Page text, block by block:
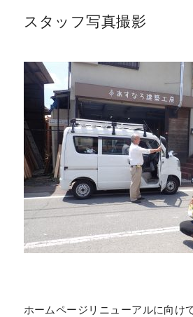
スタッフ写真撮影
ホームページリニューアルに向け